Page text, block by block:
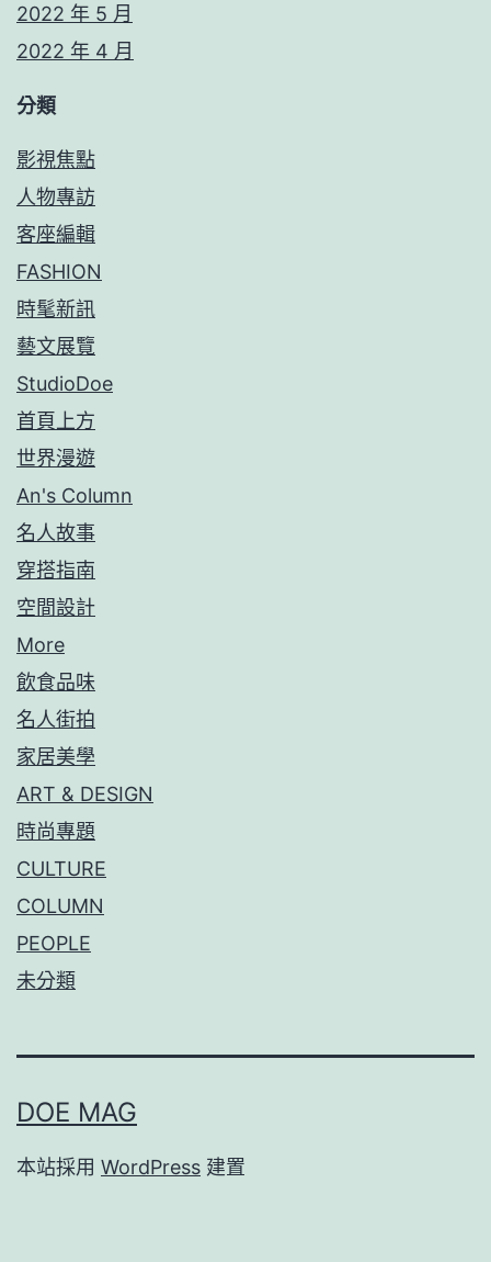
2022 年 5 月
2022 年 4 月
分類
影視焦點
人物專訪
客座編輯
FASHION
時髦新訊
藝文展覽
StudioDoe
首頁上方
世界漫遊
An's Column
名人故事
穿搭指南
空間設計
More
飲食品味
名人街拍
家居美學
ART & DESIGN
時尚專題
CULTURE
COLUMN
PEOPLE
未分類
DOE MAG
本站採用 WordPress 建置